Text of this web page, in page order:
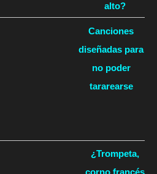
alto?
Canciones
diseñadas para
no poder
tararearse
¿Trompeta,